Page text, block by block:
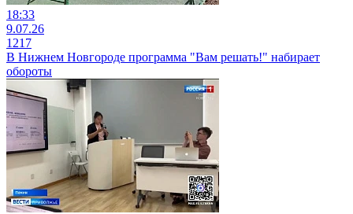
18:33
9.07.26
1217
В Нижнем Новгороде программа "Вам решать!" набирает
обороты